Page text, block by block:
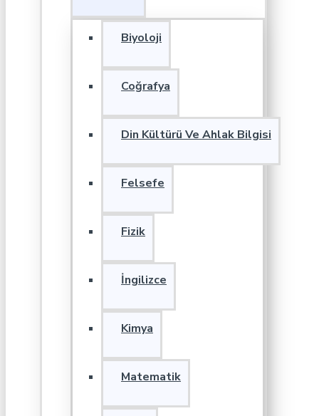
Biyoloji
Coğrafya
Din Kültürü Ve Ahlak Bilgisi
Felsefe
Fizik
İngilizce
Kimya
Matematik